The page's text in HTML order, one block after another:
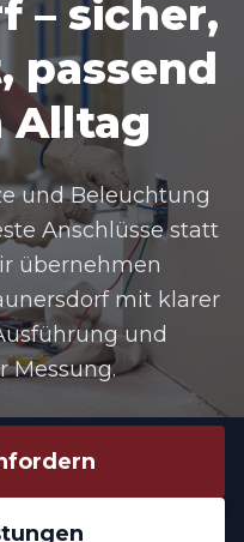
– sicher,
passend
Alltag
und Beleuchtung
Anschlüsse statt
übernehmen
mit klarer
und
Messung.